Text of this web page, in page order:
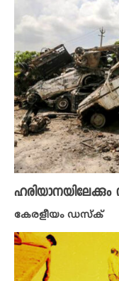
കേരളീയം ഡസ്ക്